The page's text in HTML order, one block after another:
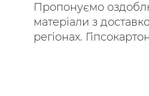
Пропонуємо
матеріали з
регіонах.